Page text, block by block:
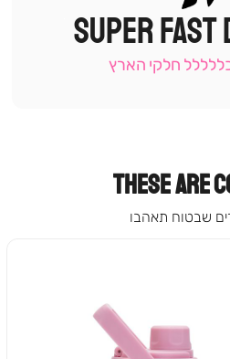
|
תומכי
-
SUPER FAST
חלקי הארץ
THESE ARE
שבטוח תאהבו